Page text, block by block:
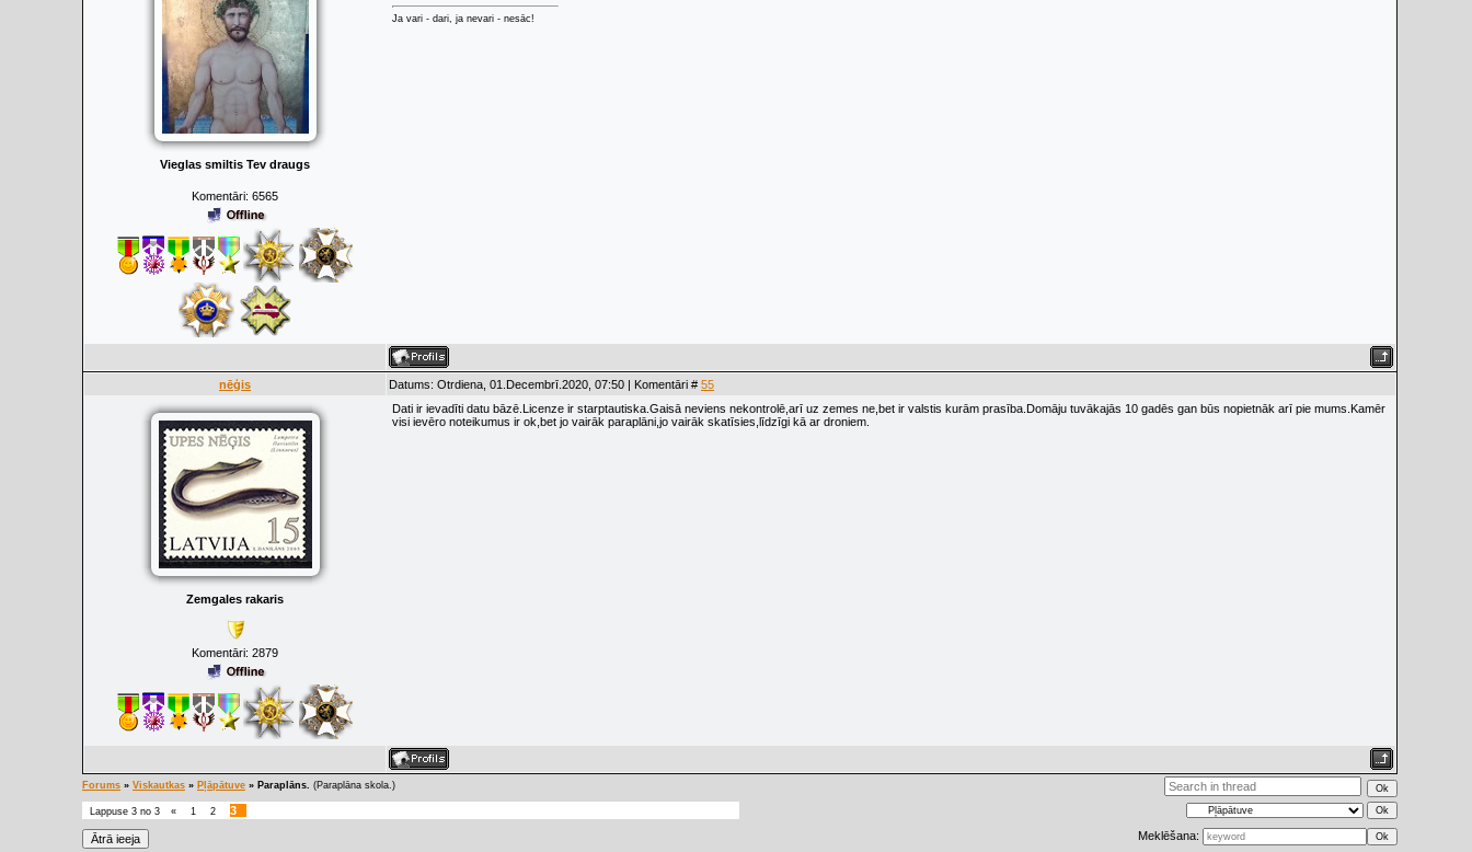
Vieglas smiltis Tev draugs
Komentāri: 6565
Ja vari - dari, ja nevari - nesāc!
nēģis Datums: Otrdiena, 01.Decembrī.2020, 07:50 | Komentāri # 55
Zemgales rakaris
Komentāri: 2879
Dati ir ievadīti datu bāzē.Licenze ir starptautiska.Gaisā neviens nekontrolē,arī uz zemes ne,bet ir valstis kurām prasība.Domāju tuvākajās 10 gadēs gan būs nopietnāk arī pie mums.Kamēr
visi ievēro noteikumus ir ok,bet jo vairāk paraplāni,jo vairāk skatīsies,līdzīgi kā ar droniem.
Forums » Viskautkas » Pļāpātuve » Paraplāns. (Paraplāna skola.)
Lappuse 3 no 3 « 1 2
3
Meklēšana: